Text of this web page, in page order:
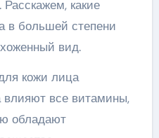
какие
в большей степени
вид.
кожи лица
влияют все витамины,
обладают